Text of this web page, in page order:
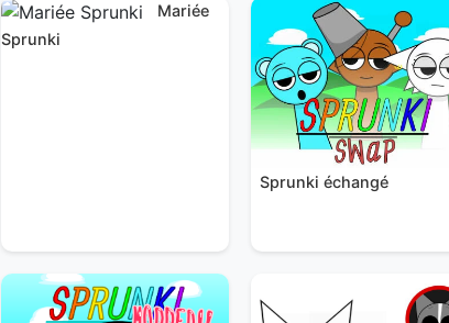
Mariée
Sprunki
Sprunki échangé